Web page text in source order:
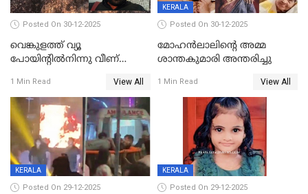
Posted On 30-12-2025
വെങ്കുളത്ത് വ്യൂ
പോയിന്റിൽനിന്നു വീണ്
1 Min Read View All
KERALA
Posted On 30-12-2025
മോഹന്‍ലാലിന്‍റെ അമ്മ
ശാന്തകുമാരി അന്തരിച്ചു
1 Min Read View All
KERALA
Posted On 29-12-2025
KERALA
Posted On 29-12-2025